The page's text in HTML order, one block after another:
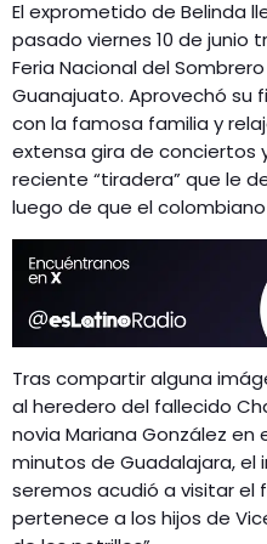
El exprometido de Belinda
pasado viernes 10 de junio
Feria Nacional del
Guanajuato. Aprovechó su
con la famosa familia y
extensa gira de conciertos
reciente “tiradera” que le
luego de que el
Tras compartir alguna
al heredero del fallecido
novia Mariana González en
minutos de Guadalajara, el
seremos acudió a visitar el
pertenece a los hijos de